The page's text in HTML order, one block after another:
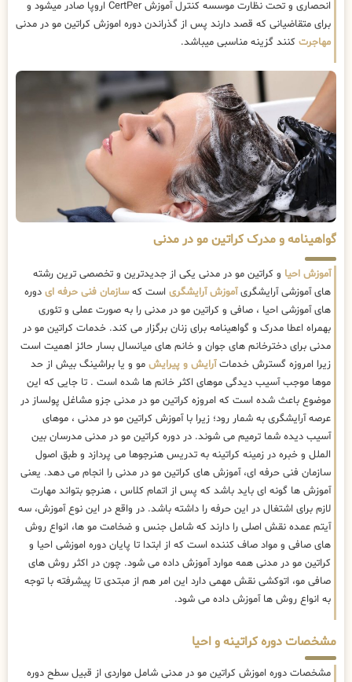
انحصاری و تحت نظارت موسسه کنترل آموزش CertPer اروپا صادر میشود و
برای متقاضیانی که قصد دارند پس از گذراندن دوره اموزش کراتین مو در مدنی
مهاجرت کنند گزینه مناسبی میباشد.
گواهینامه و مدرک کراتین مو در مدنی
آموزش احیا و کراتین مو در مدنی یکی از جدیدترین و تخصصی ترین رشته
های آموزشی آرایشگریآموزش آرایشگری است کهسازمان فنی حرفه ای دوره
های آموزشی احیا ، صافی و کراتین مو در مدنی را به صورت عملی و تئوری
بهمراه اعطا مدرک و گواهینامه برای زنان برگزار می کند. خدمات کراتین مو در
مدنی برای دخترخانم های جوان و خانم های میانسال بسار حائز اهمیت است
زیرا امروزه گسترش خدماتآرایش و پیرایش مو و یا براشینگ بیش از حد
موها موجب آسیب دیدگی موهای اکثر خانم ها شده است . تا جایی که این
موضوع باعث شده است که امروزه کراتین مو در مدنی جزو مشاغل پولساز در
عرصه آرایشگری به شمار رود؛ زیرا با آموزش کراتین مو در مدنی ، موهای
آسیب دیده شما ترمیم می شوند. در دوره کراتین مو در مدنی مدرسان بین
الملل و خبره در زمینه کراتینه به تدریس هنرجوها می پردازد و طبق اصول
سازمان فنی حرفه ای، آموزش های کراتین مو در مدنی را انجام می دهد. یعنی
آموزش ها گونه ای باید باشد که پس از اتمام کلاس ، هنرجو بتواند مهارت
لازم برای اشتغال در این حرفه را داشته باشد. در واقع در این نوع آموزش، سه
آیتم عمده نقش اصلی را دارند که شامل جنس و ضخامت مو ها، انواع روش
های صافی و مواد صاف کننده است که از ابتدا تا پایان دوره اموزشی احیا و
کراتین مو در مدنی همه موارد آموزش داده می شود. چون در اکثر روش های
صافی مو، اتوکشی نقش مهمی دارد این امر هم از مبتدی تا پیشرفته با توجه
به انواع روش ها آموزش داده می شود.
مشخصات دوره کراتینه و احیا
مشخصات دوره اموزش کراتین مو در مدنی شامل مواردی از قبیل سطح دوره